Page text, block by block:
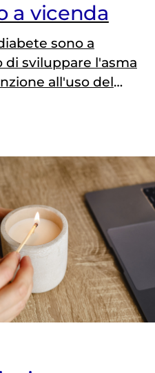
a vicenda
sono a
sviluppare l'asma
all'uso del